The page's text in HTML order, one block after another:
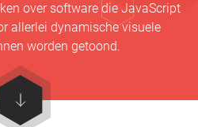
over software die JavaScript
allerlei dynamische visuele
worden getoond.